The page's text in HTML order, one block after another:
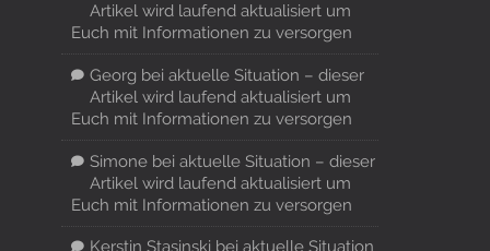
Artikel wird laufend aktualisiert um
Euch mit Informationen zu versorgen
Georg bei aktuelle Situation – dieser
Artikel wird laufend aktualisiert um
Euch mit Informationen zu versorgen
Simonebei aktuelle Situation – dieser
Artikel wird laufend aktualisiert um
Euch mit Informationen zu versorgen
Kerstin Stasinski bei aktuelle Situation